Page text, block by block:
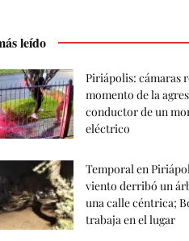
leído
Piriápolis: cámaras
momento de la
conductor de un
eléctrico
Temporal en
viento derribó un
una calle céntrica;
trabaja en el lugar